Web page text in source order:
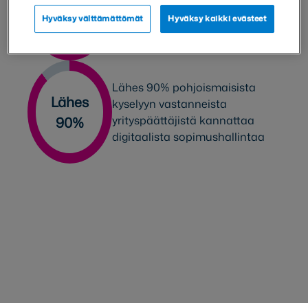
75%
digitalisoida
sopimushallintansa seuraavan
Lähes
90%
Lähes 90% pohjoismaisista
kyselyyn vastanneista
yrityspäättäjistä kannattaa
digitaalista sopimushallintaa
Hyväksy välttämättömät Hyväksy kaikki evästeet